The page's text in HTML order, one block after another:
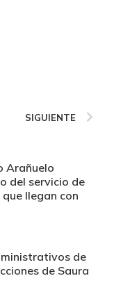
SIGUIENTE
Arañuelo
del servicio de
llegan con
de
de Saura